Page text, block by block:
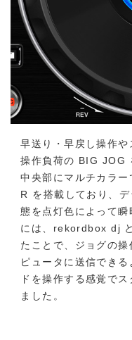
早送り・早戻し操作
操作負荷の BIG JOG
中央部にマルチカラ
R を搭載しており、
態を点灯色によって
には、rekordbox dj
たことで、ジョグの
ピュータに送信でき
ドを操作する感覚で
ました。